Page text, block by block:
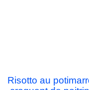
Risotto au